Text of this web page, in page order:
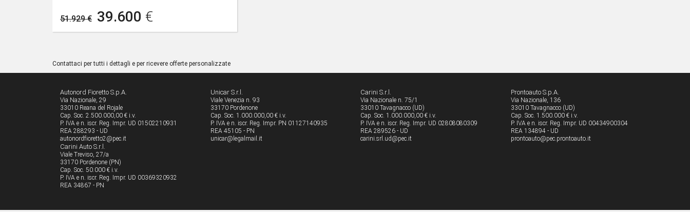
51.929 € 39.600 €
Contattaci per tutti i dettagli e per ricevere offerte personalizzate
Autonord Fioretto S.p.A.
Via Nazionale, 29
33010 Reana del Rojale
Cap. Soc. 2.500.000,00 € i.v.
P. IVA e n. iscr. Reg. Impr. UD 01502210931
REA 288293 - UD
autonordfioretto2@pec.it
Unicar S.r.l.
Viale Venezia n. 93
33170 Pordenone
Cap. Soc. 1.000.000,00 € i.v.
P. IVA e n. iscr. Reg. Impr. PN 01127140935
REA 45105 - PN
unicar@legalmail.it
Carini S.r.l.
Via Nazionale n. 75/1
33010 Tavagnacco (UD)
Cap. Soc. 1.000.000,00 € i.v.
P. IVA e n. iscr. Reg. Impr. UD 02808080309
REA 289526 - UD
carini.srl.ud@pec.it
Prontoauto S.p.A.
Via Nazionale, 136
33010 Tavagnacco (UD)
Cap. Soc. 1.500.000 € i.v.
P. IVA e n. iscr. Reg. Impr. UD 00434900304
REA 134894 - UD
prontoauto@pec.prontoauto.it
Carini Auto S.r.l.
Viale Treviso, 27/a
33170 Pordenone (PN)
Cap. Soc. 50.000 € i.v.
P. IVA e n. iscr. Reg. Impr. UD 00369320932
REA 34867 - PN